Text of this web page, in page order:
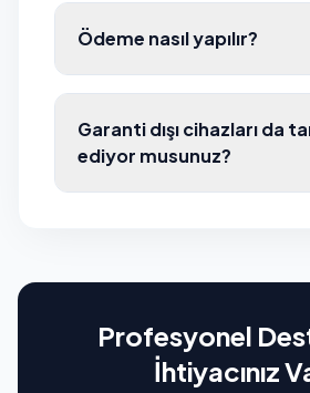
Ödeme nasıl yapılır?
Garanti dışı cihazları da
ediyor musunuz?
Profesyonel
İhtiyacınız